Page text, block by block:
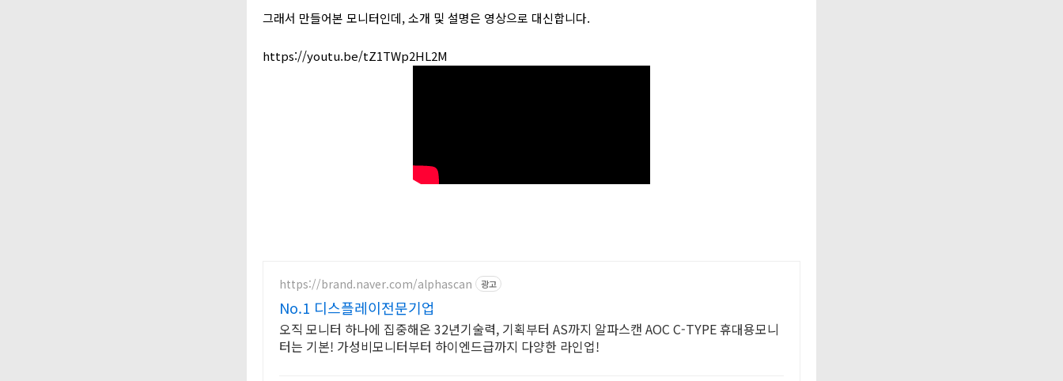
그래서 만들어본 모니터인데, 소개 및 설명은 영상으로 대신합니다.
https://youtu.be/tZ1TWp2HL2M
https://brand.naver.com/alphascan 광고
No.1 디스플레이전문기업
오직 모니터 하나에 집중해온 32년기술력, 기획부터 AS까지 알파스캔 AOC C-TYPE 휴대용모니
터는 기본! 가성비모니터부터 하이엔드급까지 다양한 라인업!